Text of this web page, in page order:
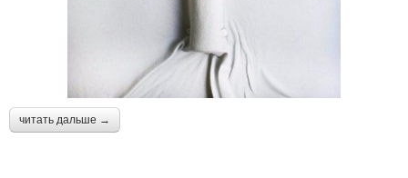
читать дальше →